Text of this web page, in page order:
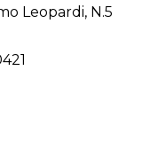
Leopardi, N.5